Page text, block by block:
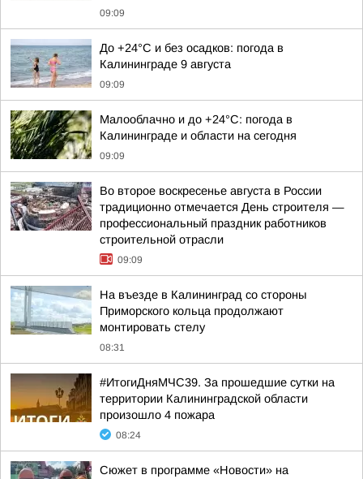
09:09
До +24°С и без осадков: погода в
Калининграде 9 августа
09:09
Малооблачно и до +24°С: погода в
Калининграде и области на сегодня
09:09
Во второе воскресенье августа в России
традиционно отмечается День строителя —
профессиональный праздник работников
строительной отрасли
09:09
На въезде в Калининград со стороны
Приморского кольца продолжают
монтировать стелу
08:31
#ИтогиДняМЧС39. За прошедшие сутки на
территории Калининградской области
произошло 4 пожара
08:24
Сюжет в программе «Новости» на